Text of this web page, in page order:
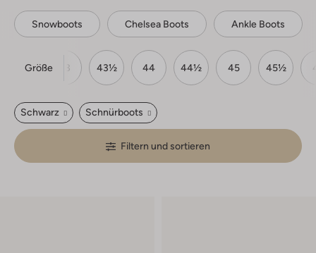
Snowboots Chelsea Boots Ankle Boots
Größe
42 43 43½ 44 44½ 45 45½
Schwarz Schnürboots
Filtern und sortieren